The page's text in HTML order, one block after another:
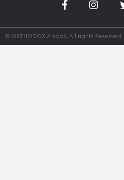
© ORTHODOXIA 2026. All rights Reserved.